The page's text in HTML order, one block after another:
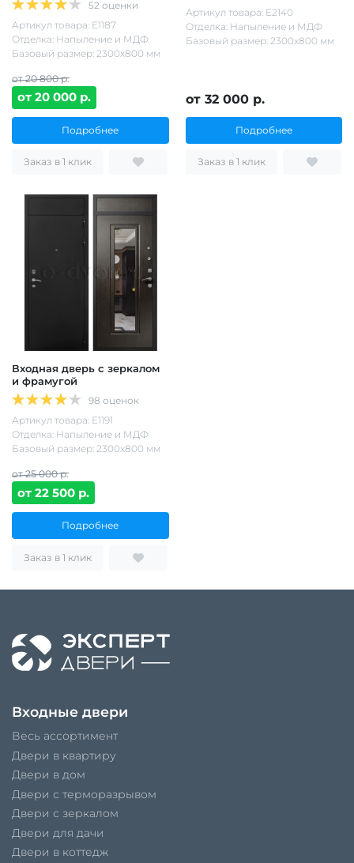
52 оценки
Артикул товара: Е1187
Отделка: Напыление и МДФ
Базовый размер: 2300х800 мм
от 20 800 р.
от 20 000 р.
Подробнее
Заказ в 1 клик
Артикул товара: Е2140
Отделка: Напыление и МДФ
Базовый размер: 2300х800 мм
от 32 000 р.
Подробнее
Заказ в 1 клик
Входная дверь с зеркалом
и фрамугой
98 оценок
Артикул товара: Е1191
Отделка: Напыление и МДФ
Базовый размер: 2300х800 мм
от 25 000 р.
от 22 500 р.
Подробнее
Заказ в 1 клик
Входные двери
Весь ассортимент
Двери в квартиру
Двери в дом
Двери с терморазрывом
Двери с зеркалом
Двери для дачи
Двери в коттедж